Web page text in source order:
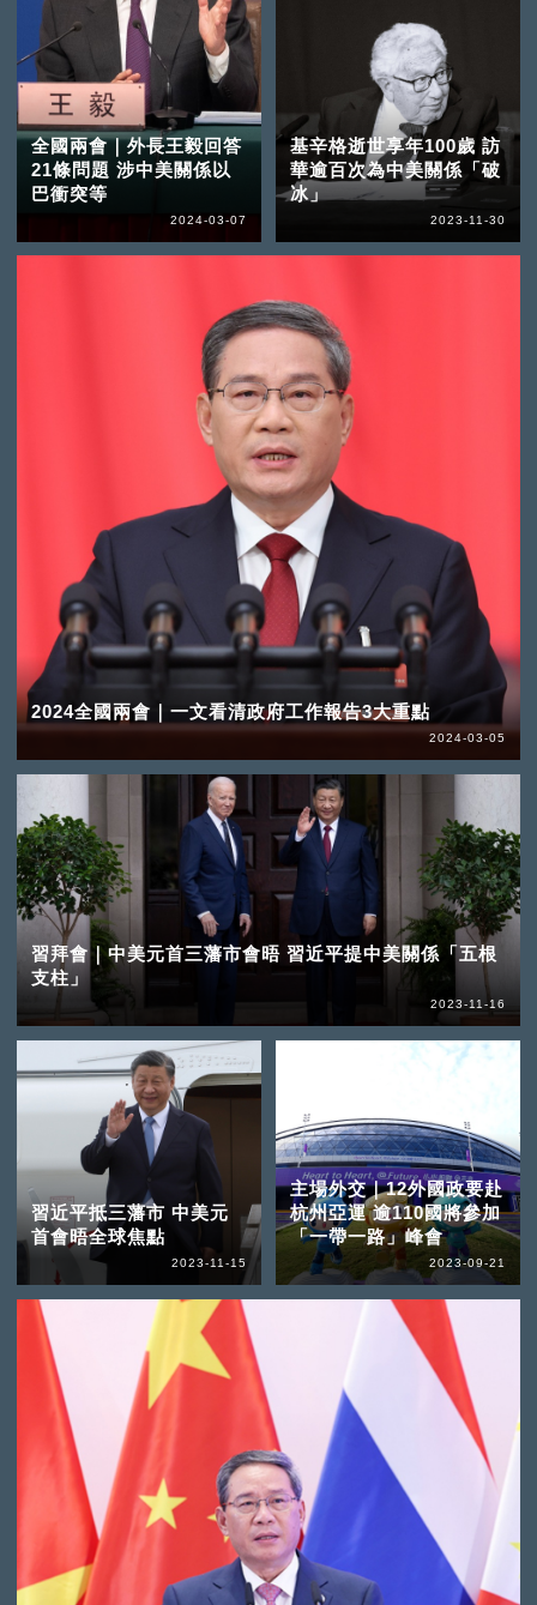
全國兩會｜外長王毅回答
21條問題 涉中美關係以
巴衝突等
2024-03-07
2024全國兩會｜一文看清政府工作報告3大重點
2024-03-05
基辛格逝世享年100歲 訪
華逾百次為中美關係「破
冰」
2023-11-30
習拜會｜中美元首三藩市會晤 習近平提中美關係「五根
支柱」
2023-11-16
習近平抵三藩市 中美元
首會晤全球焦點
2023-11-15
主場外交｜12外國政要赴
杭州亞運 逾110國將參加
「一帶一路」峰會
2023-09-21